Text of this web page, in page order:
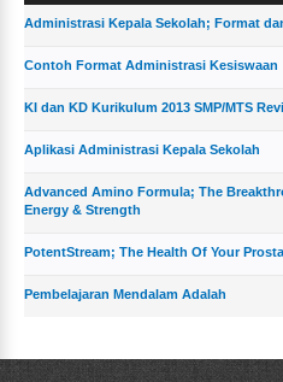
Administrasi Kepala Sekolah; Format
Contoh Format Administrasi Kesiswaan
KI dan KD Kurikulum 2013 SMP/MTS
Aplikasi Administrasi Kepala Sekolah
Advanced Amino Formula; The
Energy & Strength
PotentStream; The Health Of Your
Pembelajaran Mendalam Adalah